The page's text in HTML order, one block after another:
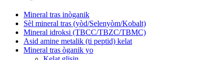
Mineral tras inòganik
Sèl mineral tras (yòd/Selenyòm/Kobalt)
Mineral idroksi (TBCC/TBZC/TBMC)
Asid amine metalik (ti peptid) kelat
Mineral tras òganik yo